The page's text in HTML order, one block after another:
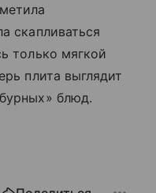
скапливаться
только мягкой
плита выглядит
блюд.